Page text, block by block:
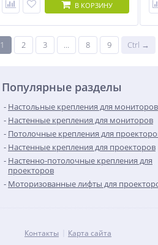
В КОРЗИНУ
1 2 3 ... 8 9 Ctrl →
Популярные разделы
Настольные крепления для мониторов
Настенные крепления для мониторов
Потолочные крепления для
Настенные крепления для проекторов
Настенно-потолочные крепления для
проекторов
Моторизованные лифты для
Контакты Карта сайта